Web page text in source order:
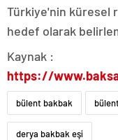
Türkiye'nin küresel
hedef olarak
Kaynak :
https://
bülent bakbak
derya bakbak eşi